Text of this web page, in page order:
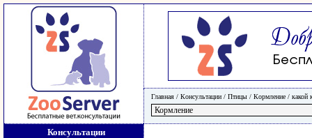
Главная / Консультации / Птицы / Кормление / какой
Консультации